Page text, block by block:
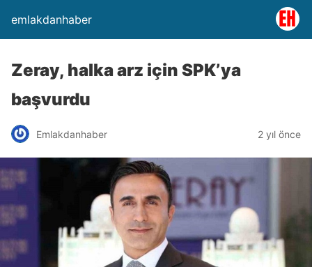
emlakdanhaber
Zeray, halka arz için SPK’ya
başvurdu
Emlakdanhaber 2 yıl önce